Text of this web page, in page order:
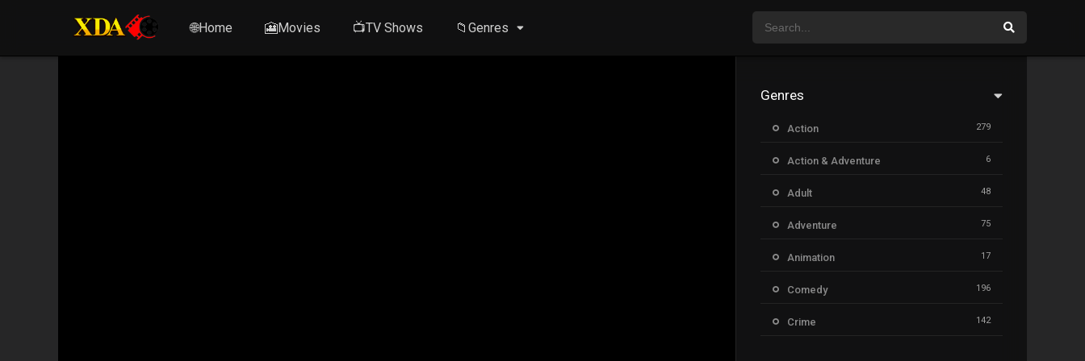
🌐Home 🎦Movies 📺TV Shows 📁Genres
Genres
Action 279
Action & Adventure 6
Adult 48
Adventure 75
Animation 17
Comedy 196
Crime 142